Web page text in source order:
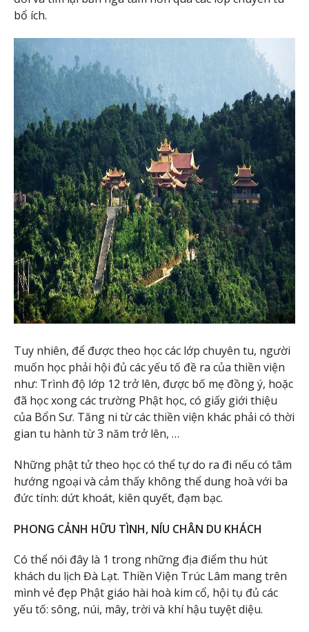
bổ ích.
Tuy nhiên, để được theo học các lớp chuyên tu, người
muốn học phải hội đủ các yếu tố đề ra của thiền viện
như: Trình độ lớp 12 trở lên, được bố mẹ đồng ý, hoặc
đã học xong các trường Phật học, có giấy giới thiệu
của Bổn Sư. Tăng ni từ các thiền viện khác phải có thời
gian tu hành từ 3 năm trở lên, …
Những phật tử theo học có thể tự do ra đi nếu có tâm
hướng ngoại và cảm thấy không thể dung hoà với ba
đức tính: dứt khoát, kiên quyết, đạm bạc.
PHONG CẢNH HỮU TÌNH, NÍU CHÂN DU KHÁCH
Có thể nói đây là 1 trong những địa điểm thu hút
khách du lịch Đà Lạt. Thiền Viện Trúc Lâm mang trên
mình vẻ đẹp Phật giáo hài hoà kim cổ, hội tụ đủ các
yếu tố: sông, núi, mây, trời và khí hậu tuyệt diệu.